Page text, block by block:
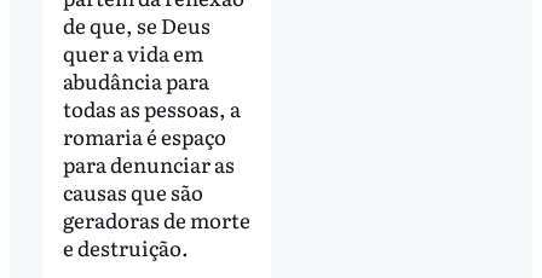
de que, se Deus
quer a vida em
abudância para
todas as pessoas, a
romaria é espaço
para denunciar as
causas que são
geradoras de morte
e destruição.